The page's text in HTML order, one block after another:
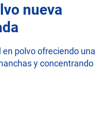
nueva
polvo ofreciendo una
y concentrando